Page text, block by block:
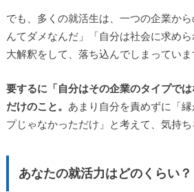
でも、多くの就活生は、一つの企業か
んてダメなんだ」「自分は社会に求め
大解釈をして、落ち込んでしまっていま
要するに「自分はその企業のタイプで
だけのこと。 あまり自分を責めずに「
プじゃなかっただけ」と考えて、気持ち
あなたの就活力はどのくらい？